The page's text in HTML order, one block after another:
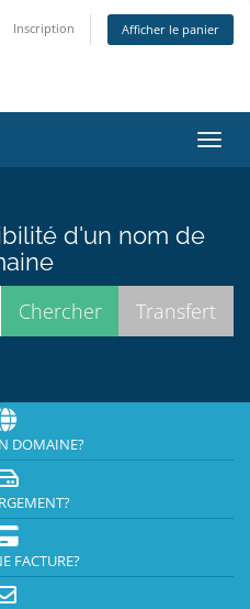
Inscription Afficher le panier
la
d'un nom de
DOMAINE?
FACTURE?